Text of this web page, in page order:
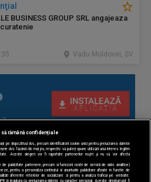
BUSINESS GROUP SRL angajeaza
Vadu Moldovei, SV
să rămână confidențiale
pe dispozitivul dvs., precum identificatorii cookie unici pentru prelucrarea datelor
dvs. făcând clic mai jos, respectiv vă puteți opune utilizării unui interes legitim
Aceste alegeri vor fi raportate partenerilor noștri și nu vă vor afecta
publicitate partenere, precum si furnizorii nostri de servicii de date analitice)
pentru a personaliza continutul si anunturile publicitare afisate in functie de
aferente retelelor de socializare si pentru a analiza traficul pe website.
in legatura cu prelucrarea datelor cu caracter personal. Aceste drepturi pot fi